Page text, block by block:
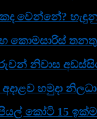
වෙන්නේ?
කොමසාරිස්
නිවාස
හමුදා
කෝටි 15